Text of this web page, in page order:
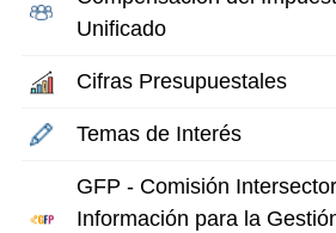
Unificado
Cifras Presupuestales
Temas de Interés
GFP - Comisión
Información para la